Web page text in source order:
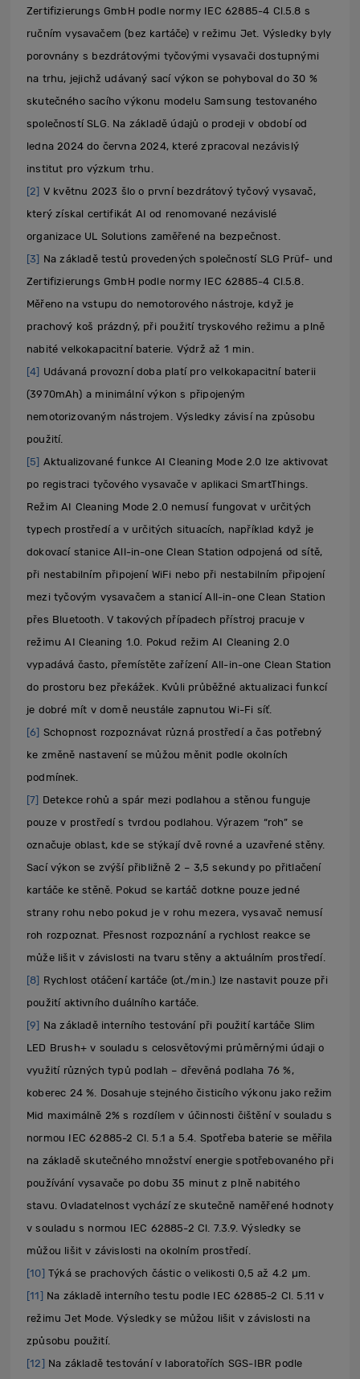
Zertifizierungs GmbH podle normy IEC 62885-4 Cl.5.8 s
ručním vysavačem (bez kartáče) v režimu Jet. Výsledky byly
porovnány s bezdrátovými tyčovými vysavači dostupnými
na trhu, jejichž udávaný sací výkon se pohyboval do 30 %
skutečného sacího výkonu modelu Samsung testovaného
společností SLG. Na základě údajů o prodeji v období od
ledna 2024 do června 2024, které zpracoval nezávislý
institut pro výzkum trhu.
[2] V květnu 2023 šlo o první bezdrátový tyčový vysavač,
který získal certifikát AI od renomované nezávislé
organizace UL Solutions zaměřené na bezpečnost.
[3] Na základě testů provedených společností SLG Prüf- und
Zertifizierungs GmbH podle normy IEC 62885-4 Cl.5.8.
Měřeno na vstupu do nemotorového nástroje, když je
prachový koš prázdný, při použití tryskového režimu a plně
nabité velkokapacitní baterie. Výdrž až 1 min.
[4] Udávaná provozní doba platí pro velkokapacitní baterii
(3970mAh) a minimální výkon s připojeným
nemotorizovaným nástrojem. Výsledky závisí na způsobu
použití.
[5] Aktualizované funkce AI Cleaning Mode 2.0 lze aktivovat
po registraci tyčového vysavače v aplikaci SmartThings.
Režim AI Cleaning Mode 2.0 nemusí fungovat v určitých
typech prostředí a v určitých situacích, například když je
dokovací stanice All-in-one Clean Station odpojená od sítě,
při nestabilním připojení WiFi nebo při nestabilním připojení
mezi tyčovým vysavačem a stanicí All-in-one Clean Station
přes Bluetooth. V takových případech přístroj pracuje v
režimu AI Cleaning 1.0. Pokud režim AI Cleaning 2.0
vypadává často, přemístěte zařízení All-in-one Clean Station
do prostoru bez překážek. Kvůli průběžné aktualizaci funkcí
je dobré mít v domě neustále zapnutou Wi-Fi síť.
[6] Schopnost rozpoznávat různá prostředí a čas potřebný
ke změně nastavení se můžou měnit podle okolních
podmínek.
[7] Detekce rohů a spár mezi podlahou a stěnou funguje
pouze v prostředí s tvrdou podlahou. Výrazem “roh” se
označuje oblast, kde se stýkají dvě rovné a uzavřené stěny.
Sací výkon se zvýší přibližně 2 – 3,5 sekundy po přitlačení
kartáče ke stěně. Pokud se kartáč dotkne pouze jedné
strany rohu nebo pokud je v rohu mezera, vysavač nemusí
roh rozpoznat. Přesnost rozpoznání a rychlost reakce se
může lišit v závislosti na tvaru stěny a aktuálním prostředí.
[8] Rychlost otáčení kartáče (ot./min.) lze nastavit pouze při
použití aktivního duálního kartáče.
[9] Na základě interního testování při použití kartáče Slim
LED Brush+ v souladu s celosvětovými průměrnými údaji o
využití různých typů podlah – dřevěná podlaha 76 %,
koberec 24 %. Dosahuje stejného čisticího výkonu jako režim
Mid maximálně 2% s rozdílem v účinnosti čištění v souladu s
normou IEC 62885-2 Cl. 5.1 a 5.4. Spotřeba baterie se měřila
na základě skutečného množství energie spotřebovaného při
používání vysavače po dobu 35 minut z plně nabitého
stavu. Ovladatelnost vychází ze skutečně naměřené hodnoty
v souladu s normou IEC 62885-2 Cl. 7.3.9. Výsledky se
můžou lišit v závislosti na okolním prostředí.
[10] Týká se prachových částic o velikosti 0,5 až 4.2 µm.
[11] Na základě interního testu podle IEC 62885-2 Cl. 5.11 v
režimu Jet Mode. Výsledky se můžou lišit v závislosti na
způsobu použití.
[12] Na základě testování v laboratořích SGS-IBR podle